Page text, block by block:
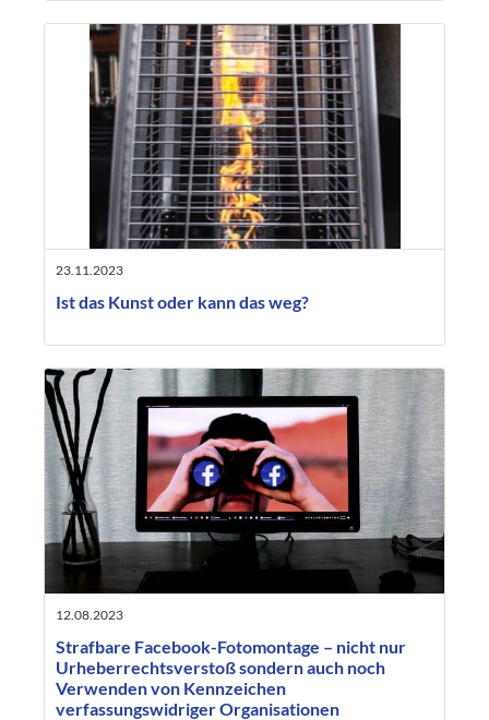
23.11.2023
Ist das Kunst oder kann das weg?
12.08.2023
Strafbare Facebook-Fotomontage – nicht nur
Urheberrechtsverstoß sondern auch noch
Verwenden von Kennzeichen
verfassungswidriger Organisationen